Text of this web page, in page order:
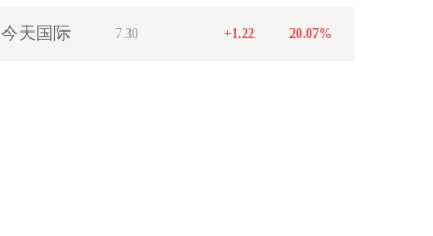
今天国际 7.30 +1.22 20.07%